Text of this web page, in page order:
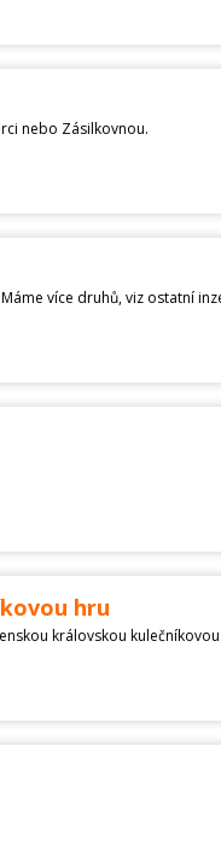
nebo Zásilkovnou.
hru